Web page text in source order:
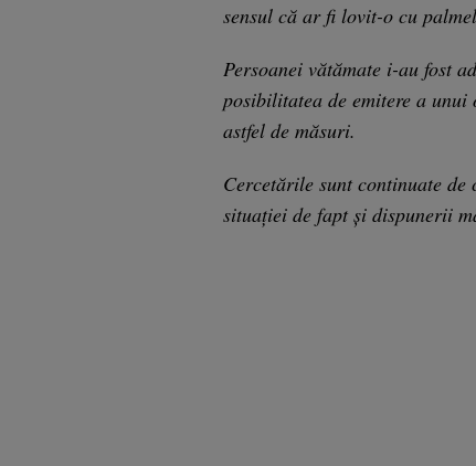
sensul că ar fi lovit-o cu
Persoanei vătămate i-au fost
posibilitatea de emitere a unui
astfel de măsuri.
Cercetările sunt continuate
situației de fapt și dispunerii